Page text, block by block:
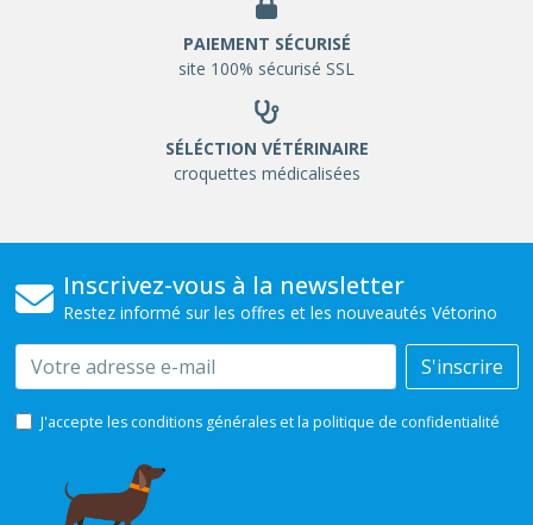
PAIEMENT SÉCURISÉ
site 100% sécurisé SSL
SÉLÉCTION VÉTÉRINAIRE
croquettes médicalisées
Inscrivez-vous à la newsletter
Restez informé sur les offres et les nouveautés Vétorino
Email S'inscrire
J'accepte les conditions générales et la politique de confidentialité